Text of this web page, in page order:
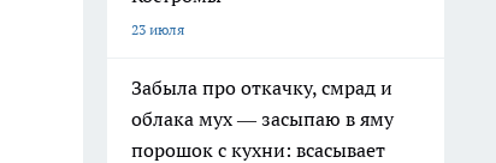
23 июля
Забыла про откачку, смрад и
облака мух — засыпаю в яму
порошок с кухни: всасывает